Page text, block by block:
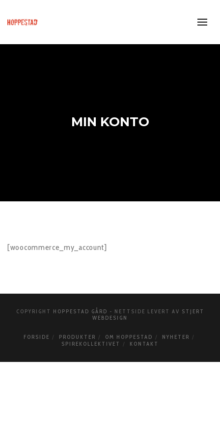
MIN KONTO
[woocommerce_my_account]
COPYRIGHT HOPPESTAD GÅRD - NETTSIDE LEVERT AV STJERT
WEBDESIGN
FORSIDE PRODUKTER OM HOPPESTAD
NYHETER
SPIREKOLLEKTIVET
KONTAKT